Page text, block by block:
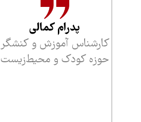
پدرام کمالی
کارشناس آموزش و کنشگر
حوزه‌ کودک و محیط‌زیست